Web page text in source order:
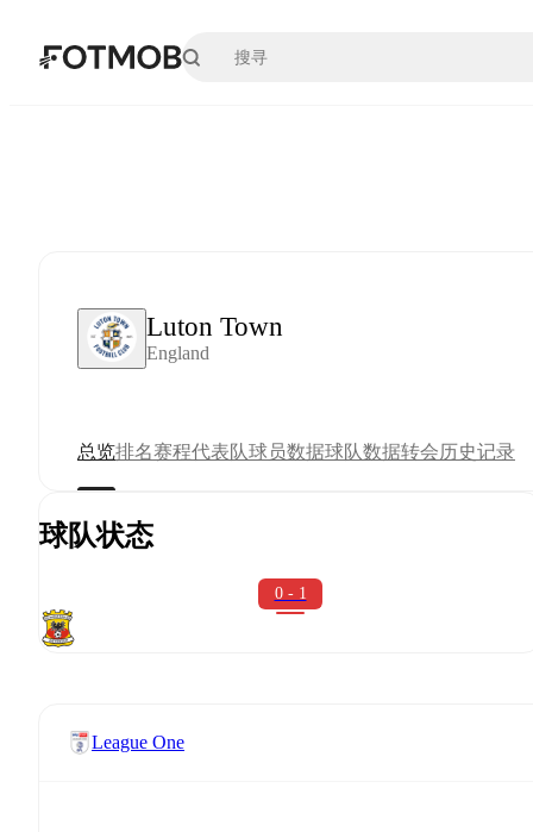
跳转到主要内容
Luton Town
England
总览排名赛程代表队球员数据球队数据转会历史记录
球队状态
0 - 1
League One